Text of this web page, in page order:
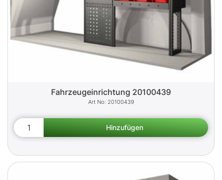
Fahrzeugeinrichtung 20100439
20100439